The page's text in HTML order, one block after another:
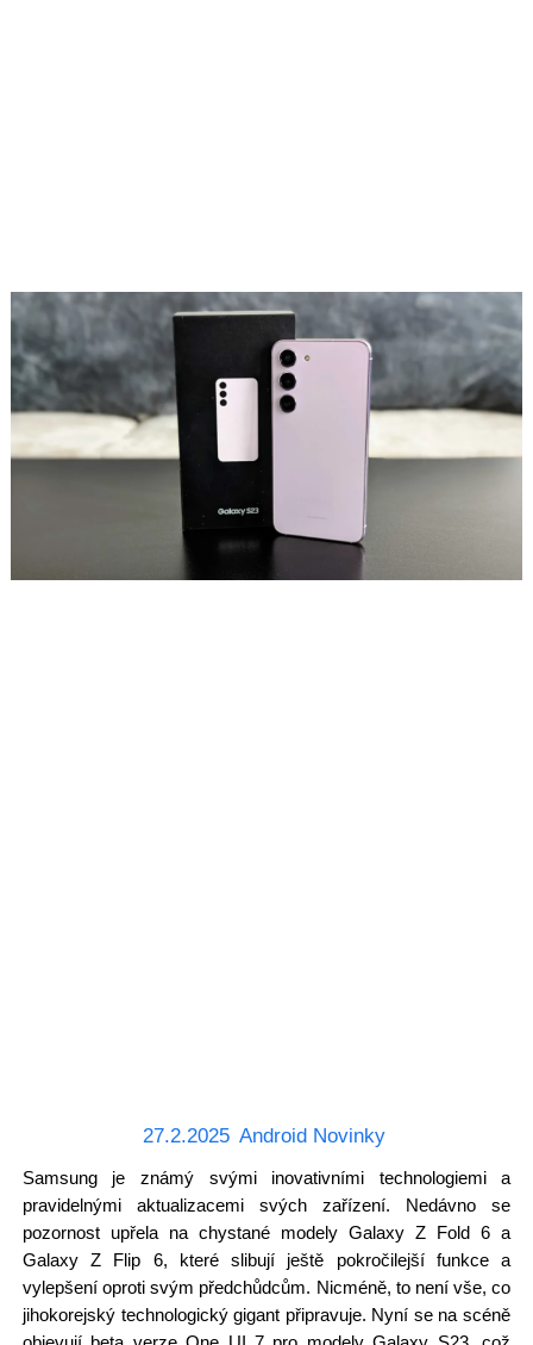
27.2.2025 Android Novinky
Samsung je známý svými inovativními technologiemi a
pravidelnými aktualizacemi svých zařízení. Nedávno se
pozornost upřela na chystané modely Galaxy Z Fold 6 a
Galaxy Z Flip 6, které slibují ještě pokročilejší funkce a
vylepšení oproti svým předchůdcům. Nicméně, to není vše, co
jihokorejský technologický gigant připravuje. Nyní se na scéně